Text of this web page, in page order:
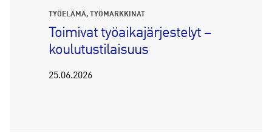
TYÖELÄMÄ TYÖMARKKINAT
Toimivat työaikajärjestelyt –
koulutustilaisuus
25.06.2026